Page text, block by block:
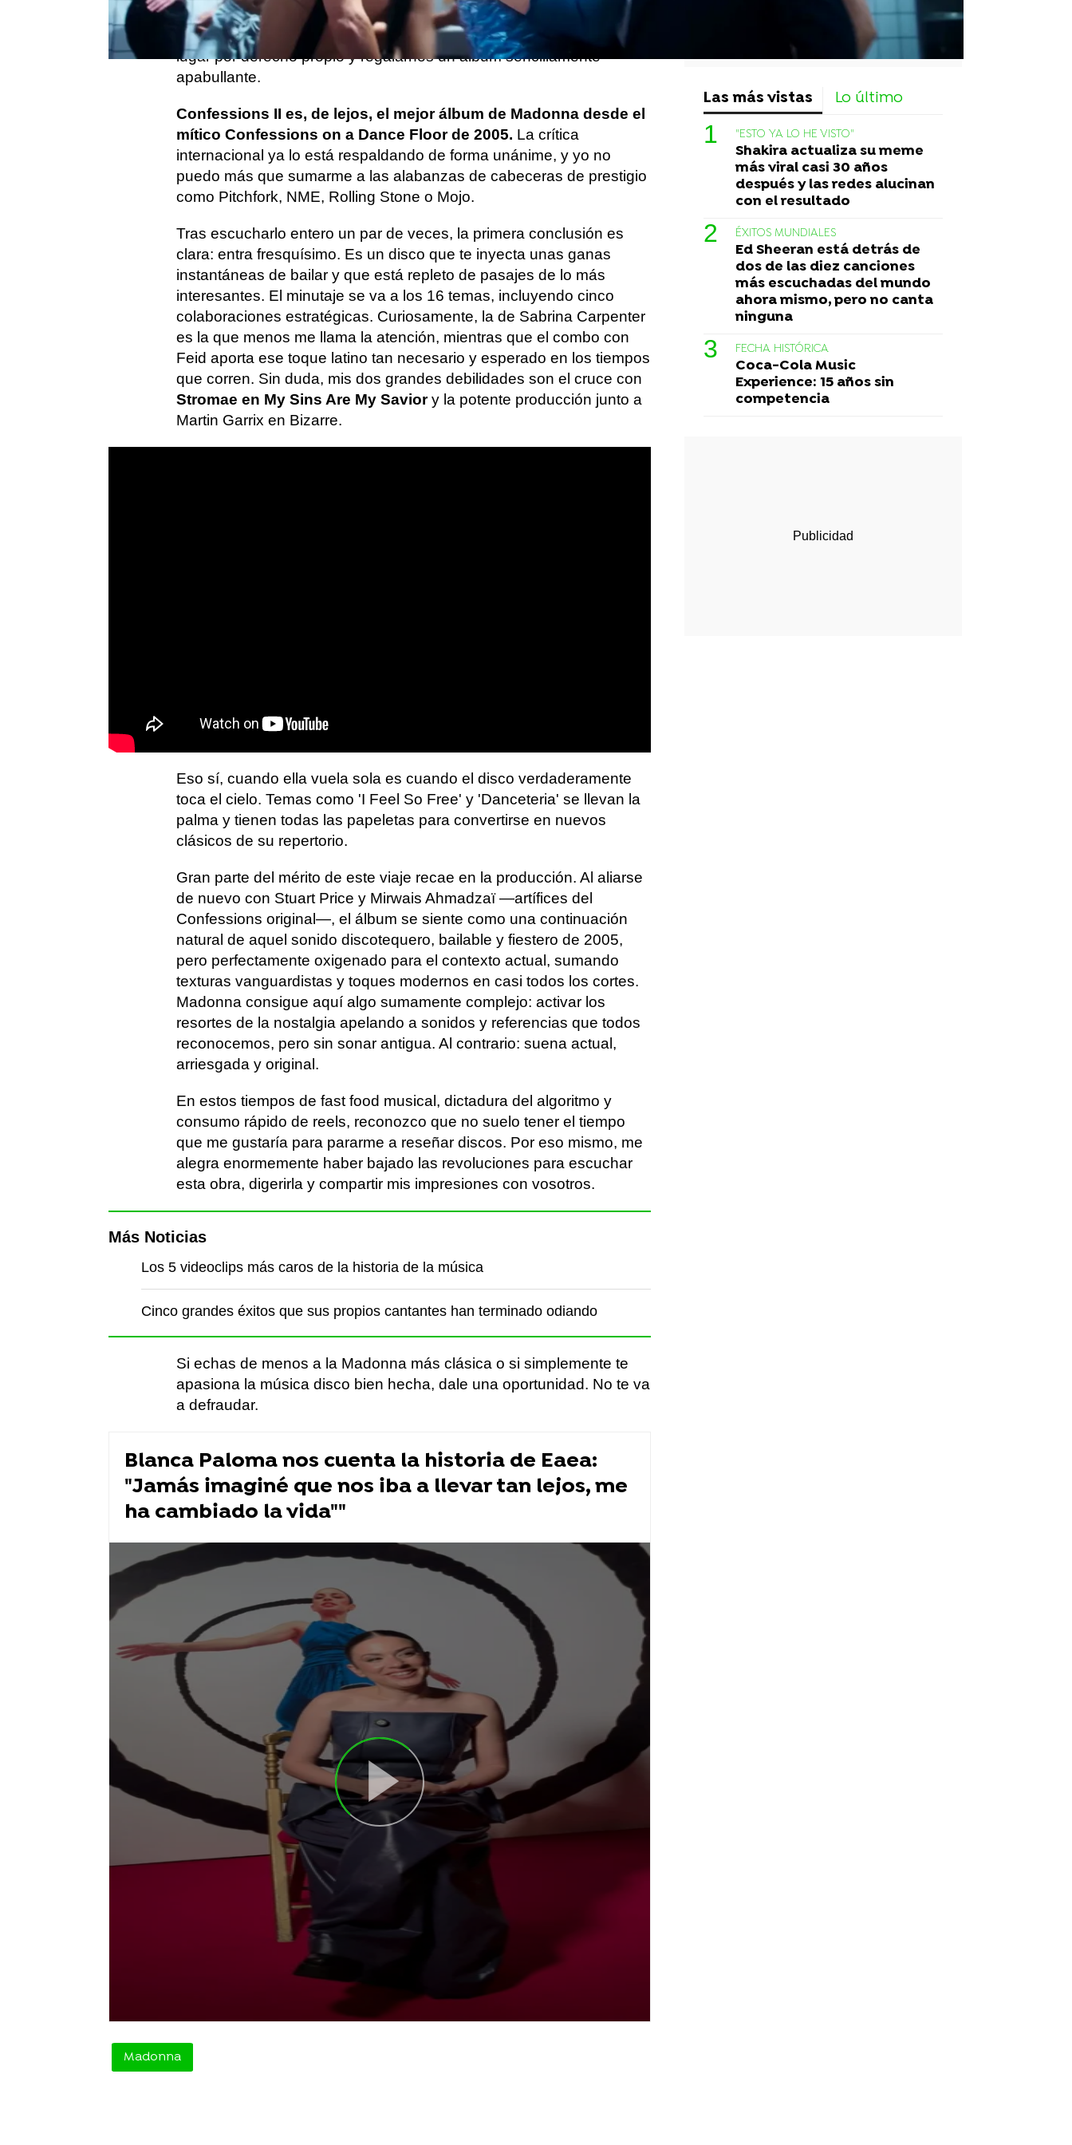
Taylor Swift, Olivia Rodrigo o Sabrina Carpenter, según a quién
preguntes. Pero la espera ha terminado: ha vuelto para reclamar su
lugar por derecho propio y regalarnos un álbum sencillamente
apabullante.
Confessions II es, de lejos, el mejor álbum de Madonna desde el
mítico Confessions on a Dance Floor de 2005. La crítica
internacional ya lo está respaldando de forma unánime, y yo no
puedo más que sumarme a las alabanzas de cabeceras de prestigio
como Pitchfork, NME, Rolling Stone o Mojo.
Tras escucharlo entero un par de veces, la primera conclusión es
clara: entra fresquísimo. Es un disco que te inyecta unas ganas
instantáneas de bailar y que está repleto de pasajes de lo más
interesantes. El minutaje se va a los 16 temas, incluyendo cinco
colaboraciones estratégicas. Curiosamente, la de Sabrina Carpenter
es la que menos me llama la atención, mientras que el combo con
Feid aporta ese toque latino tan necesario y esperado en los tiempos
que corren. Sin duda, mis dos grandes debilidades son el cruce con
Stromae en My Sins Are My Saviory la potente producción junto a
Martin Garrix en Bizarre.
Eso sí, cuando ella vuela sola es cuando el disco verdaderamente
toca el cielo. Temas como 'I Feel So Free' y 'Danceteria' se llevan la
palma y tienen todas las papeletas para convertirse en nuevos
clásicos de su repertorio.
Gran parte del mérito de este viaje recae en la producción. Al aliarse
de nuevo con Stuart Price y Mirwais Ahmadzaï —artífices del
Confessions original—, el álbum se siente como una continuación
natural de aquel sonido discotequero, bailable y fiestero de 2005,
pero perfectamente oxigenado para el contexto actual, sumando
texturas vanguardistas y toques modernos en casi todos los cortes.
Madonna consigue aquí algo sumamente complejo: activar los
resortes de la nostalgia apelando a sonidos y referencias que todos
reconocemos, pero sin sonar antigua. Al contrario: suena actual,
arriesgada y original.
En estos tiempos de fast food musical, dictadura del algoritmo y
consumo rápido de reels, reconozco que no suelo tener el tiempo
que me gustaría para pararme a reseñar discos. Por eso mismo, me
alegra enormemente haber bajado las revoluciones para escuchar
esta obra, digerirla y compartir mis impresiones con vosotros.
Más Noticias
Los 5 videoclips más caros de la historia de la música
Cinco grandes éxitos que sus propios cantantes han terminado odiando
Si echas de menos a la Madonna más clásica o si simplemente te
apasiona la música disco bien hecha, dale una oportunidad. No te va
a defraudar.
Blanca Paloma nos cuenta la historia de Eaea:
"Jamás imaginé que nos iba a llevar tan lejos, me
ha cambiado la vida""
Madonna
Las más vistas Lo último
"ESTO YA LO HE VISTO"
Shakira actualiza su meme
más viral casi 30 años
después y las redes alucinan
con el resultado
ÉXITOS MUNDIALES
Ed Sheeran está detrás de
dos de las diez canciones
más escuchadas del mundo
ahora mismo, pero no canta
ninguna
FECHA HISTÓRICA
Coca-Cola Music
Experience: 15 años sin
competencia